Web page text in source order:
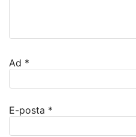
Ad *
E-posta *